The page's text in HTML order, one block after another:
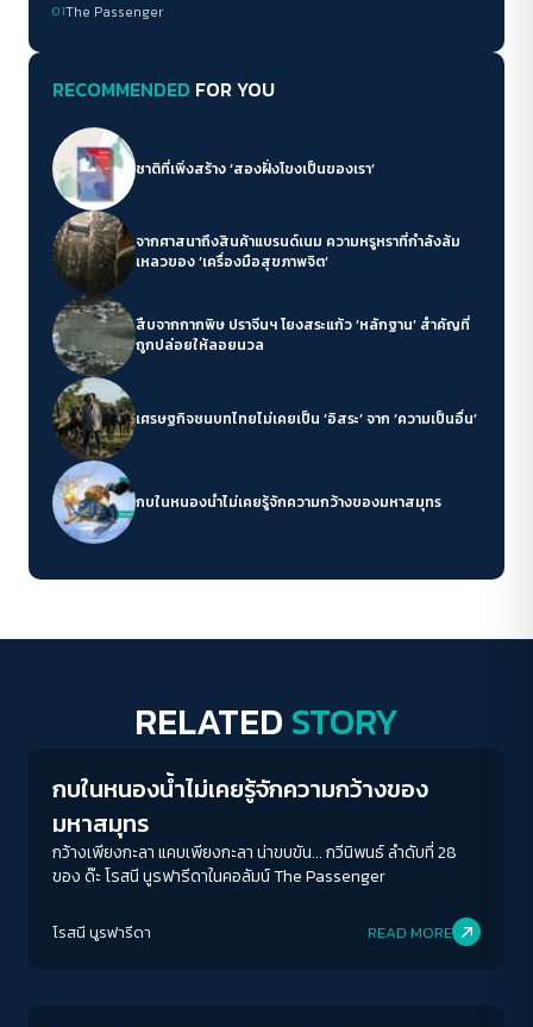
01The Passenger
RECOMMENDED FOR YOU
ชาติที่เพิ่งสร้าง ‘สองฝั่งโขงเป็นของเรา’
จากศาสนาถึงสินค้าแบรนด์เนม ความหรูหราที่กำลังล้ม
เหลวของ ‘เครื่องมือสุขภาพจิต’
สืบจากกากพิษ ปราจีนฯ โยงสระแก้ว ‘หลักฐาน’ สำคัญที่
ถูกปล่อยให้ลอยนวล
เศรษฐกิจชนบทไทยไม่เคยเป็น ‘อิสระ’ จาก ‘ความเป็นอื่น’
กบในหนองน้ำไม่เคยรู้จักความกว้างของมหาสมุทร
RELATED STORY
กบในหนองน้ำไม่เคยรู้จักความกว้างของ
มหาสมุทร
กว้างเพียงกะลา แคบเพียงกะลา น่าขบขัน... กวีนิพนธ์ ลำดับที่ 28
ของ ด๊ะ โรสนี นูรฟารีดาในคอลัมน์ The Passenger
โรสนี นูรฟารีดา READ MORE